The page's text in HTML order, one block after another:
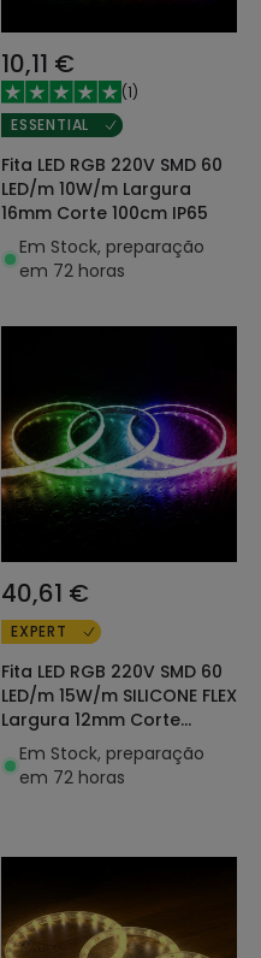
10,11 €
(1)
ESSENTIAL
Fita LED RGB 220V SMD 60
LED/m 10W/m Largura
16mm Corte 100cm IP65
Em Stock, preparação
em 72 horas
40,61 €
EXPERT
Fita LED RGB 220V SMD 60
LED/m 15W/m SILICONE FLEX
Largura 12mm Corte
100cm IP67 com Comando
à Medida
Em Stock, preparação
em 72 horas